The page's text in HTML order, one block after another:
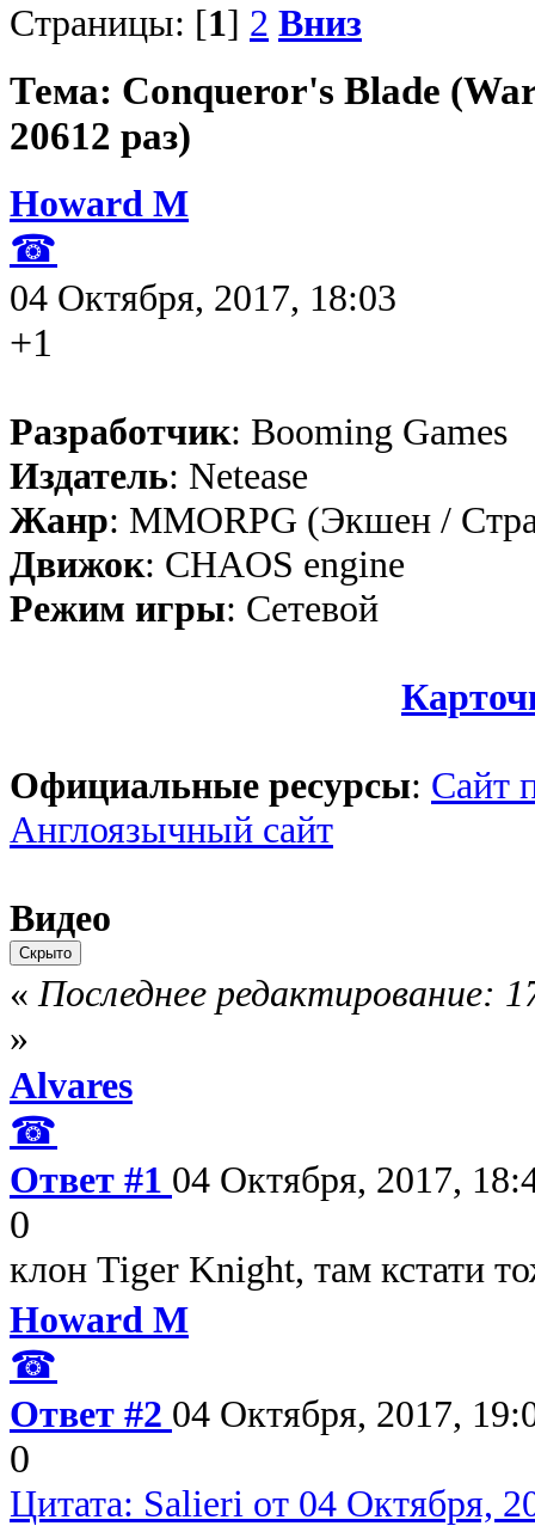
Страницы: [1] 2 Вниз
Тема: Conqueror's Blade
20612 раз)
Howard M
☎
04 Октября, 2017, 18:03
+1
Разработчик: Booming Games
Издатель: Netease
Жанр: MMORPG (Экшен /
Движок: CHAOS engine
Режим игры: Сетевой
Официальные ресурсы: Сайт
Англоязычный сайт
Видео
« Последнее редактирование:
»
Alvares
☎
Ответ #1 04 Октября, 2017,
0
клон Tiger Knight, там кстати
Howard M
☎
Ответ #2 04 Октября, 2017,
0
Цитата: Salieri от 04 Октября,